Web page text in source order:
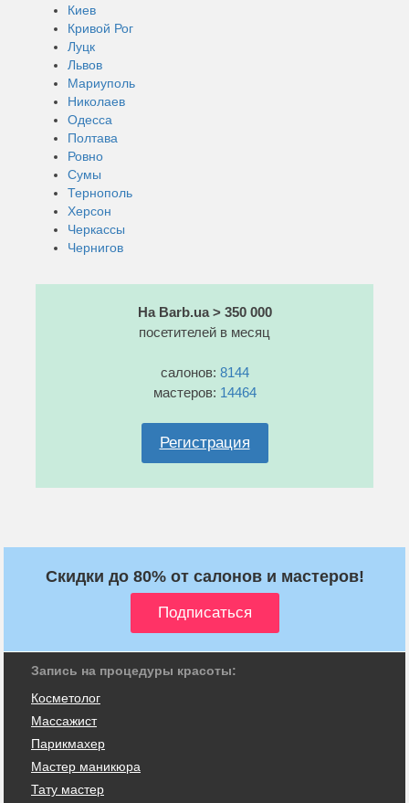
Киев
Кривой Рог
Луцк
Львов
Мариуполь
Николаев
Одесса
Полтава
Ровно
Сумы
Тернополь
Херсон
Черкассы
Чернигов
На Barb.ua > 350 000
посетителей в месяц
салонов: 8144
мастеров: 14464
Регистрация
Скидки до 80% от салонов и мастеров!
Запись на процедуры красоты:
Косметолог
Массажист
Парикмахер
Мастер маникюра
Тату мастер